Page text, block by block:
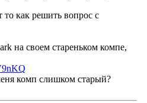
то как решить вопрос с
на своем стареньком компе,
комп слишком старый?